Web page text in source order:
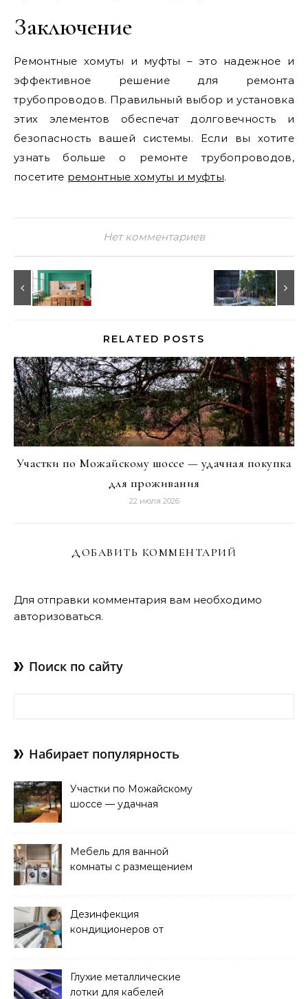
Заключение
Ремонтные хомуты и муфты – это надежное и
эффективное решение для ремонта
трубопроводов. Правильный выбор и установка
этих элементов обеспечат долговечность и
безопасность вашей системы. Если вы хотите
узнать больше о ремонте трубопроводов,
посетите ремонтные хомуты и муфты.
Нет комментариев
RELATED POSTS
Участки по Можайскому шоссе — удачная покупка
для проживания
22 июля 2026
ДОБАВИТЬ КОММЕНТАРИЙ
Для отправки комментария вам необходимо
авторизоваться.
Поиск по сайту
Набирает популярность
Участки по Можайскому
шоссе — удачная
Мебель для ванной
комнаты с размещением
Дезинфекция
кондиционеров от
Глухие металлические
лотки для кабелей